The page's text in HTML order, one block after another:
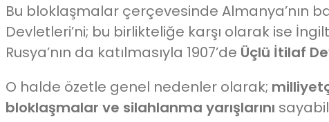
Bu bloklaşmalar çerçevesinde Almanya’nın
Devletleri’ni; bu birlikteliğe karşı olarak ise
Rusya’nın da katılmasıyla 1907’de Üçlü İtilaf
O halde özetle genel nedenler olarak;
bloklaşmalar ve silahlanma yarışlarını